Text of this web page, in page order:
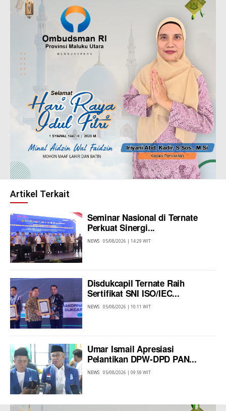
Artikel Terkait
Seminar Nasional di Ternate
Perkuat Sinergi...
NEWS 05/08/2026 | 14:29 WIT
Disdukcapil Ternate Raih
Sertifikat SNI ISO/IEC...
NEWS 05/08/2026 | 10:11 WIT
Umar Ismail Apresiasi
Pelantikan DPW-DPD PAN...
NEWS 05/08/2026 | 09:59 WIT